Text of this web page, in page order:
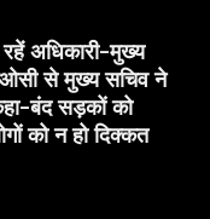
अधिकारी-मुख्य
से मुख्य सचिव ने
बंद सड़कों को
को न हो दिक्कत